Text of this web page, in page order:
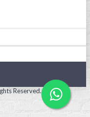
Reserved.